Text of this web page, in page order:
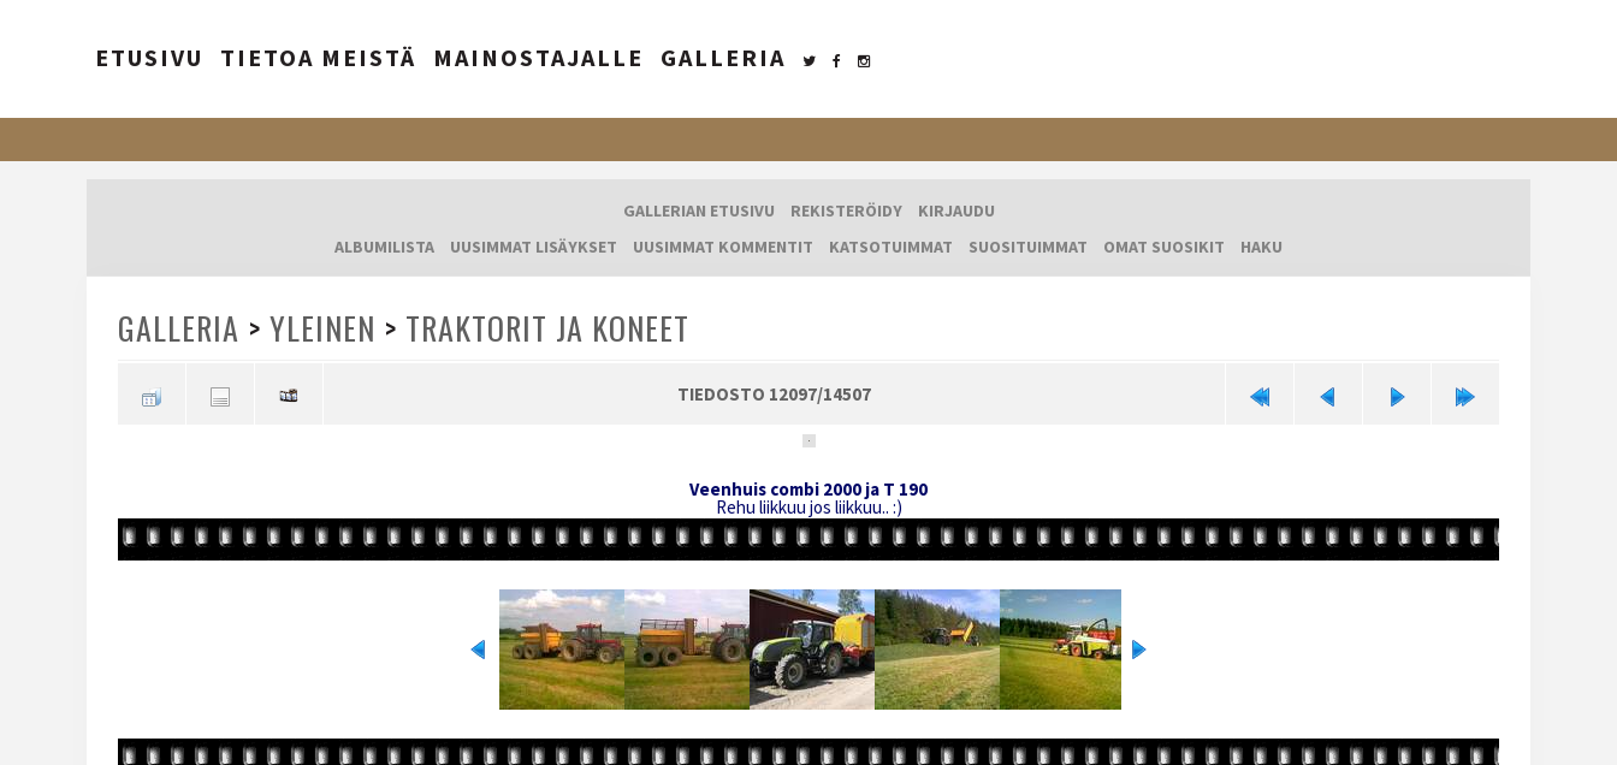
ETUSIVU TIETOA MEISTÄ MAINOSTAJALLE GALLERIA
GALLERIAN ETUSIVU REKISTERÖIDY
KIRJAUDU
ALBUMILISTA
UUSIMMAT LISÄYKSET UUSIMMAT KOMMENTIT KATSOTUIMMAT SUOSITUIMMAT OMAT SUOSIKIT HAKU
GALLERIA > YLEINEN > TRAKTORIT JA KONEET
TIEDOSTO 12097/14507
Veenhuis combi 2000 ja T 190
Rehu liikkuu jos liikkuu.. :)